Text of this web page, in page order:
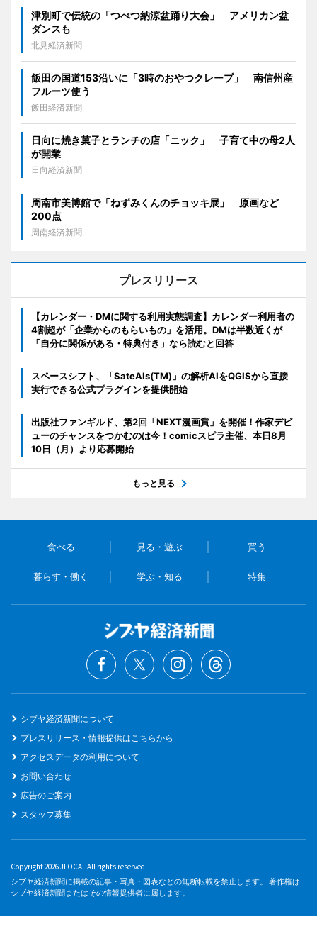
津別町で伝統の「つべつ納涼盆踊り大会」 アメリカン盆
ダンスも
北見経済新聞
飯田の国道153沿いに「3時のおやつクレープ」 南信州産
フルーツ使う
飯田経済新聞
日向に焼き菓子とランチの店「ニック」 子育て中の母2人
が開業
日向経済新聞
周南市美博館で「ねずみくんのチョッキ展」 原画など
200点
周南経済新聞
プレスリリース
【カレンダー・DMに関する利用実態調査】カレンダー利用者の
4割超が「企業からのもらいもの」を活用。DMは半数近くが
「自分に関係がある・特典付き」なら読むと回答
スペースシフト、「SateAIs(TM)」の解析AIをQGISから直接
実行できる公式プラグインを提供開始
出版社ファンギルド、第2回「NEXT漫画賞」を開催！作家デビ
ューのチャンスをつかむのは今！comicスピラ主催、本日8月
10日（月）より応募開始
もっと見る
食べる 見る・遊ぶ 買う
暮らす・働く 学ぶ・知る 特集
シブヤ経済新聞について
プレスリリース・情報提供はこちらから
アクセスデータの利用について
お問い合わせ
広告のご案内
スタッフ募集
Copyright 2026 JLOCAL All rights reserved.
シブヤ経済新聞に掲載の記事・写真・図表などの無断転載を禁止します。 著作権は
シブヤ経済新聞またはその情報提供者に属します。